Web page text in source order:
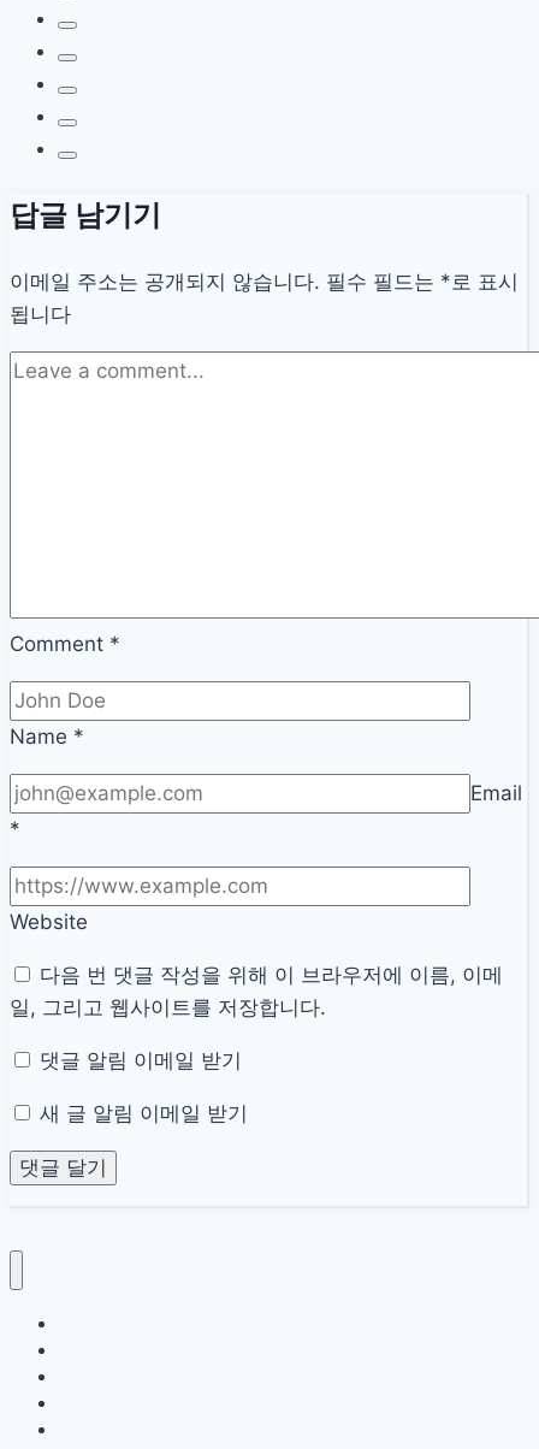
채
조
자
대
답글 남기기
이메일 주소는 공개되지 않습니다. 필수 필드는 *로 표시
됩니다
Comment *
Name *
Email
*
Website
다음 번 댓글 작성을 위해 이 브라우저에 이름, 이메
일, 그리고 웹사이트를 저장합니다.
댓글 알림 이메일 받기
새 글 알림 이메일 받기